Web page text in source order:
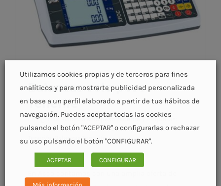
Balanzas solo peso Tenerife
Balanzas solo peso
Tenerife
Categorías: Balanza solo peso Tenerife | Etiquetas:
Balanza solo peso en Tenerife ,Pesaje comercial
Tenerife
, Balanzas Tenerife
Utilizamos cookies propias y de terceros para fines
analíticos y para mostrarte publicidad personalizada
en base a un perfil elaborado a partir de tus hábitos de
navegación. Puedes aceptar todas las cookies
pulsando el botón "ACEPTAR" o configurarlas o rechazar
su uso pulsando el botón "CONFIGURAR".
ACEPTAR CONFIGURAR
Más información